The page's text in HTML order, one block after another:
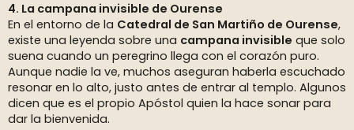
4. La campana invisible de Ourense
En el entorno de la Catedral de San Martiño de Ourense,
existe una leyenda sobre una campana invisible que solo
suena cuando un peregrino llega con el corazón puro.
Aunque nadie la ve, muchos aseguran haberla escuchado
resonar en lo alto, justo antes de entrar al templo. Algunos
dicen que es el propio Apóstol quien la hace sonar para
dar la bienvenida.